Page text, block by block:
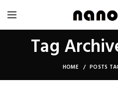
Tag
HOME POSTS